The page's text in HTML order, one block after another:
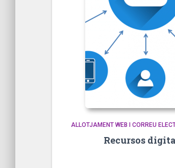
ALLOTJAMENT WEB I CORREU
Recursos